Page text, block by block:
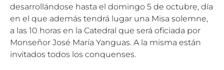
desarrollándose hasta el domingo 5 de octubre, día
en el que además tendrá lugar una Misa solemne,
a las 10 horas en la Catedral que será oficiada por
Monseñor José María Yanguas. A la misma están
invitados todos los conquenses.